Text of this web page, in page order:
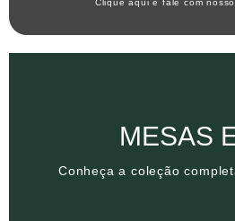
Clique aqui e fale com
MESAS
Conheça a coleção
MESAS
Conheça a coleção